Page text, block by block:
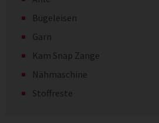
Bügeleisen
Garn
Kam Snap Zange
Nähmaschine
Stoffreste